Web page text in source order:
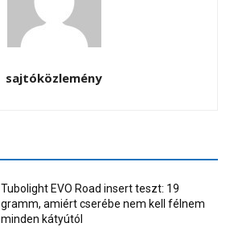
sajtóközlemény
Tubolight EVO Road insert teszt: 19
gramm, amiért cserébe nem kell félnem
minden kátyútól